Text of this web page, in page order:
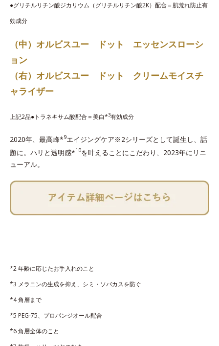
●グリチルリチン酸ジカリウム（グリチルリチン酸2K）配合＝肌荒れ防止有
効成分
（中）オルビスユー ドット エッセンスローシ
ョン
（右）オルビスユー ドット クリームモイスチ
ャライザー
上記2品●トラネキサム酸配合＝美白*3有効成分
2020年、最高峰*9エイジングケア※2シリーズとして誕生し、話
題に。ハリと透明感*10を叶えることにこだわり、2023年にリニ
ューアル。
*2 年齢に応じたお手入れのこと
*3 メラニンの生成を抑え、シミ・ソバカスを防ぐ
*4 角層まで
*5 PEG-75、プロパンジオール配合
*6 角層全体のこと